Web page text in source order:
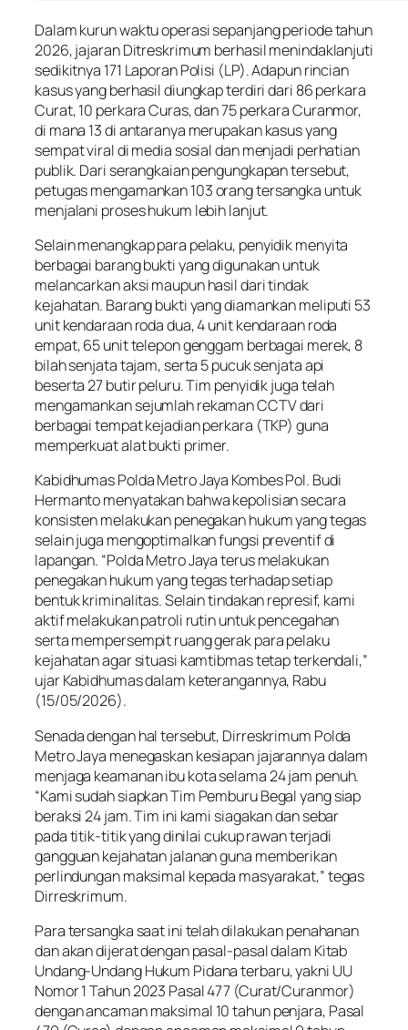
Dalam kurun waktu operasi sepanjang periode tahun
2026, jajaran Ditreskrimum berhasil menindaklanjuti
sedikitnya 171 Laporan Polisi (LP). Adapun rincian
kasus yang berhasil diungkap terdiri dari 86 perkara
Curat, 10 perkara Curas, dan 75 perkara Curanmor,
di mana 13 di antaranya merupakan kasus yang
sempat viral di media sosial dan menjadi perhatian
publik. Dari serangkaian pengungkapan tersebut,
petugas mengamankan 103 orang tersangka untuk
menjalani proses hukum lebih lanjut.
Selain menangkap para pelaku, penyidik menyita
berbagai barang bukti yang digunakan untuk
melancarkan aksi maupun hasil dari tindak
kejahatan. Barang bukti yang diamankan meliputi 53
unit kendaraan roda dua, 4 unit kendaraan roda
empat, 65 unit telepon genggam berbagai merek, 8
bilah senjata tajam, serta 5 pucuk senjata api
beserta 27 butir peluru. Tim penyidik juga telah
mengamankan sejumlah rekaman CCTV dari
berbagai tempat kejadian perkara (TKP) guna
memperkuat alat bukti primer.
Kabidhumas Polda Metro Jaya Kombes Pol. Budi
Hermanto menyatakan bahwa kepolisian secara
konsisten melakukan penegakan hukum yang tegas
selain juga mengoptimalkan fungsi preventif di
lapangan. “Polda Metro Jaya terus melakukan
penegakan hukum yang tegas terhadap setiap
bentuk kriminalitas. Selain tindakan represif, kami
aktif melakukan patroli rutin untuk pencegahan
serta mempersempit ruang gerak para pelaku
kejahatan agar situasi kamtibmas tetap terkendali,”
ujar Kabidhumas dalam keterangannya, Rabu
(15/05/2026).
Senada dengan hal tersebut, Dirreskrimum Polda
Metro Jaya menegaskan kesiapan jajarannya dalam
menjaga keamanan ibu kota selama 24 jam penuh.
“Kami sudah siapkan Tim Pemburu Begal yang siap
beraksi 24 jam. Tim ini kami siagakan dan sebar
pada titik-titik yang dinilai cukup rawan terjadi
gangguan kejahatan jalanan guna memberikan
perlindungan maksimal kepada masyarakat,” tegas
Dirreskrimum.
Para tersangka saat ini telah dilakukan penahanan
dan akan dijerat dengan pasal-pasal dalam Kitab
Undang-Undang Hukum Pidana terbaru, yakni UU
Nomor 1 Tahun 2023 Pasal 477 (Curat/Curanmor)
dengan ancaman maksimal 10 tahun penjara, Pasal